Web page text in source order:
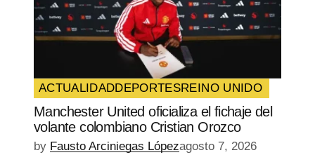
ACTUALIDADDEPORTESREINO UNIDO
Manchester United oficializa el fichaje del
volante colombiano Cristian Orozco
by Fausto Arciniegas Lópezagosto 7, 2026